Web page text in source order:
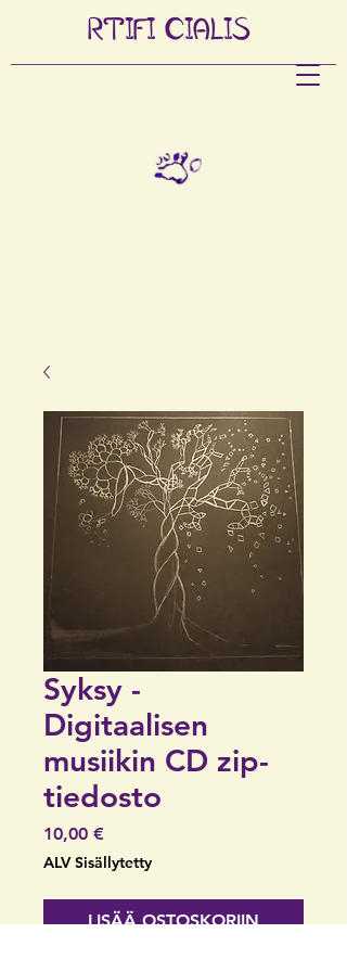
RTIFI CIALIS
Syksy -
Digitaalisen
musiikin CD zip-
tiedosto
10,00 €
ALV Sisällytetty
LISÄÄ OSTOSKORIIN